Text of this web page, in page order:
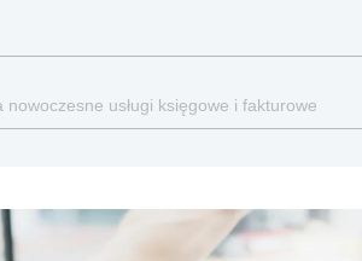
usługi księgowe i fakturowe